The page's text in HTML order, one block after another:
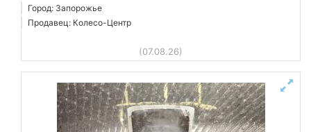
Город: Запорожье
Продавец: Колесо-Центр
(07.08.26)